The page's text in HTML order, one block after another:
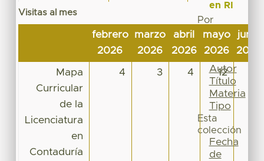
Visitas al mes
febrero
2026
marzo
2026
abril
2026
mayo
2026
junio
2026
Mapa
Curricular
de la
Licenciatura
en
Contaduría
4 3 4 12
en RI
Por
Fecha
de
publicación
Autor
Título
Materia
Tipo
Esta
colección
Fecha
de